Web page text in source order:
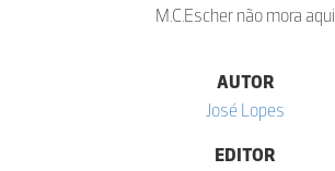
M.C.Escher não mora aqui
AUTOR
José Lopes
EDITOR